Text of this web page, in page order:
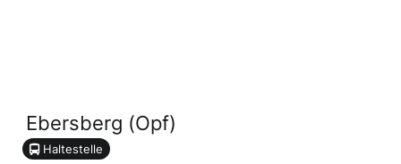
Ebersberg (Opf)
Haltestelle